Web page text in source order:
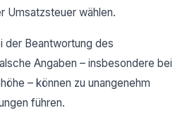
Umsatzsteuer wählen.
der Beantwortung des
Angaben – insbesondere bei
– können zu unangenehm
führen.